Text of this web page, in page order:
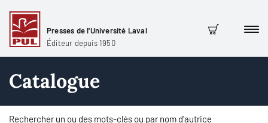
Presses de l'Université Laval
Éditeur depuis 1950
Panier
Catalogue
Rechercher un ou des mots-clés ou par nom d'autrice